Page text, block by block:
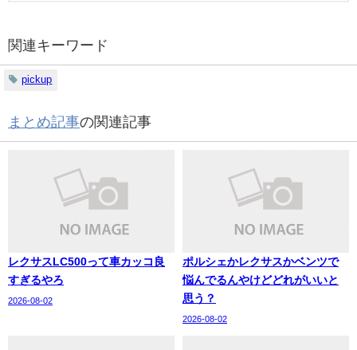
関連キーワード
pickup
まとめ記事の関連記事
レクサスLC500って車カッコ良
すぎるやろ
2026-08-02
ポルシェかレクサスかベンツで
悩んでるんやけどどれがいいと
思う？
2026-08-02